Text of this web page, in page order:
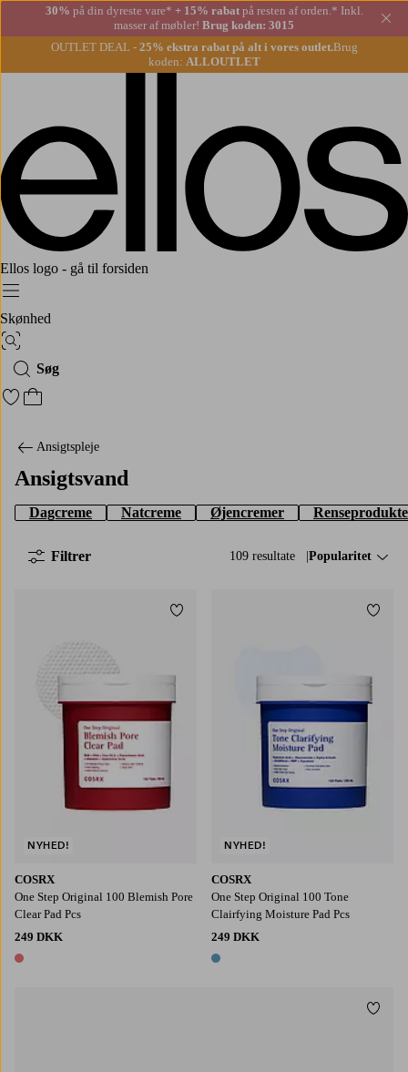
30% på din dyreste vare* + 15% rabatpå resten af orden.* Inkl.
masser af møbler! Brug koden: 3015
OUTLET DEAL - 25% ekstra rabat på alt i vores outlet.Brug
koden: ALLOUTLET
Ellos logo - gå til forsiden
Menu
Skønhed
Billedsøgning
Søg
Gå til favoritmarkerede produkter
Gå til indkøbskurven
Ansigtspleje
Ansigtsvand
Dagcreme Natcreme Øjencremer
109 resultate Sorter efter:
Popularitet
Filtrer
COSRX
One Step Original 100 Blemish Pore
Clear Pad Pcs
249 DKK
1 farve
NYHED!
Tilføj til favoritter
COSRX
One Step Original 100 Tone
Clairfying Moisture Pad Pcs
249 DKK
1 farve
NYHED!